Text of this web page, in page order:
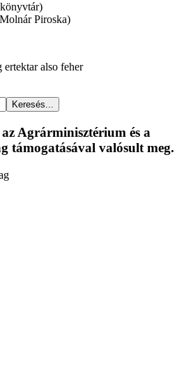
Piroska)
Keresés...
Agrárminisztérium és a
támogatásával valósult meg.